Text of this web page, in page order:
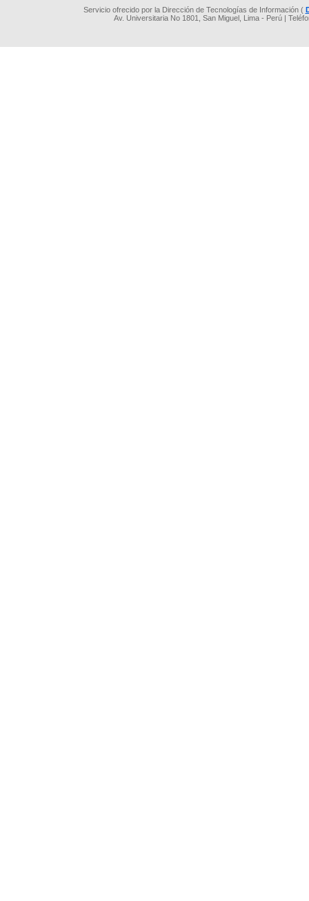
Servicio ofrecido por la Dirección de Tecnologías de Información (
Av. Universitaria No 1801, San Miguel, Lima - Perú |